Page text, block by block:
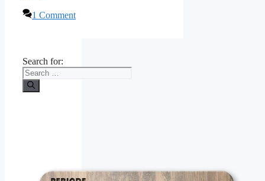
1 Comment
Search for: